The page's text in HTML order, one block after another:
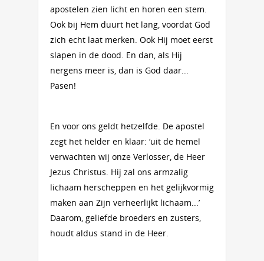
apostelen zien licht en horen een stem.
Ook bij Hem duurt het lang, voordat God
zich echt laat merken. Ook Hij moet eerst
slapen in de dood. En dan, als Hij
nergens meer is, dan is God daar...
Pasen!
En voor ons geldt hetzelfde. De apostel
zegt het helder en klaar: ‘uit de hemel
verwachten wij onze Verlosser, de Heer
Jezus Christus. Hij zal ons armzalig
lichaam herscheppen en het gelijkvormig
maken aan Zijn verheerlijkt lichaam...’
Daar­om, geliefde broeders en zusters,
houdt aldus stand in de Heer.